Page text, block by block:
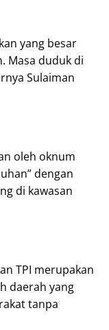
yang besar
Masa duduk di
Sulaiman
oleh oknum
dengan
di kawasan
TPI merupakan
daerah yang
tanpa